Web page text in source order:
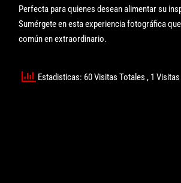
Perfecta para quienes desean alimentar su
Sumérgete en esta experiencia fotográfica
común en extraordinario.
Estadisticas: 60 Visitas Totales, 1